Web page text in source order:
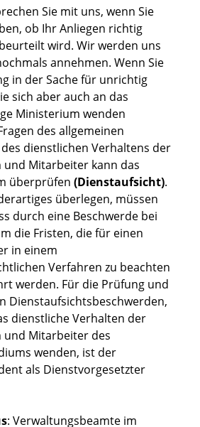
Sie mit uns, wenn Sie
ob Ihr Anliegen richtig
wird. Wir werden uns
annehmen. Wenn Sie
in der Sache für unrichtig
sich aber auch an das
Ministerium wenden
des allgemeinen
dienstlichen Verhaltens der
Mitarbeiter kann das
überprüfen (Dienstaufsicht).
überlegen, müssen
durch eine Beschwerde bei
die Fristen, die für einen
in einem
Verfahren zu beachten
werden. Für die Prüfung und
Dienstaufsichtsbeschwerden,
dienstliche Verhalten der
Mitarbeiter des
wenden, ist der
als Dienstvorgesetzter
: Verwaltungsbeamte im